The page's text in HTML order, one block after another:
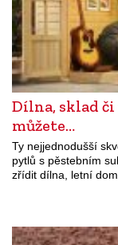
Dílna, sklad či
můžete…
Ty nejjednodušší
pytlů s pěstebním
zřídit dílna, letní